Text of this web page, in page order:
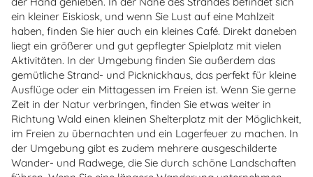
ein kleiner Eiskiosk, und wenn Sie Lust auf eine Mahlzeit
haben, finden Sie hier auch ein kleines Café. Direkt daneben
liegt ein größerer und gut gepflegter Spielplatz mit vielen
Aktivitäten. In der Umgebung finden Sie außerdem das
gemütliche Strand- und Picknickhaus, das perfekt für kleine
Ausflüge oder ein Mittagessen im Freien ist. Wenn Sie gerne
Zeit in der Natur verbringen, finden Sie etwas weiter in
Richtung Wald einen kleinen Shelterplatz mit der Möglichkeit,
im Freien zu übernachten und ein Lagerfeuer zu machen. In
der Umgebung gibt es zudem mehrere ausgeschilderte
Wander- und Radwege, die Sie durch schöne Landschaften